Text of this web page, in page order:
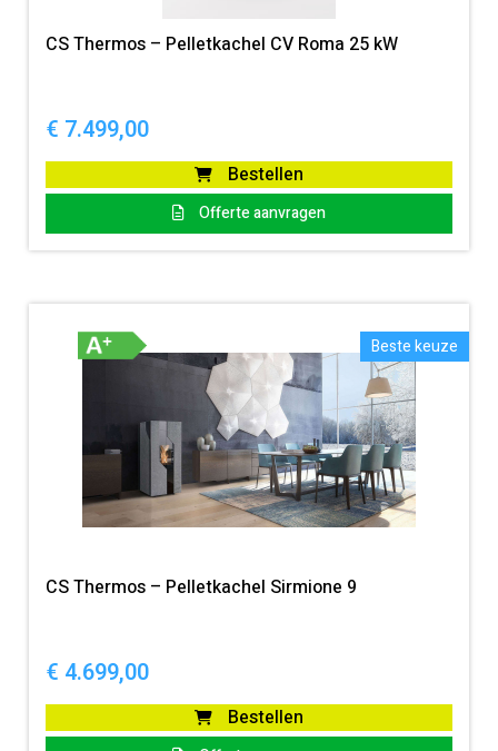
CS Thermos – Pelletkachel CV Roma 25 kW
€ 7.499,00
Bestellen
Offerte aanvragen
Beste keuze
CS Thermos – Pelletkachel Sirmione 9
€ 4.699,00
Bestellen